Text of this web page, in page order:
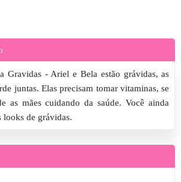
Gravidas - Ariel e Bela estão grávidas, as
juntas. Elas precisam tomar vitaminas, se
as mães cuidando da saúde. Você ainda
looks de grávidas.